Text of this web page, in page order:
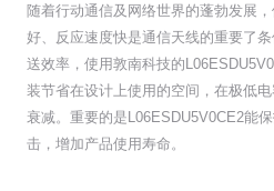
随着行动通信及网络世界的蓬勃发展
好、反应速度快是通信天线的重要了
送效率，使用敦南科技的
装节省在设计上使用的空间，在极低
衰减。重要的是L06ESDU5V0CE2能
击，增加产品使用寿命。